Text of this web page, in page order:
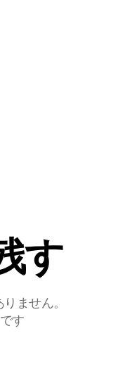
す
ません。
す